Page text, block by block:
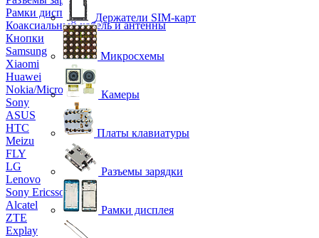
Рамки дисплея
Коаксиальный кабель и антенны
Кнопки
Samsung
Xiaomi
Huawei
Nokia/Microsoft
Sony
ASUS
HTC
Meizu
FLY
LG
Lenovo
Sony Ericsson
Alcatel
ZTE
Explay
Держатели SIM-карт
Микросхемы
Камеры
Платы клавиатуры
Разъемы зарядки
Рамки дисплея